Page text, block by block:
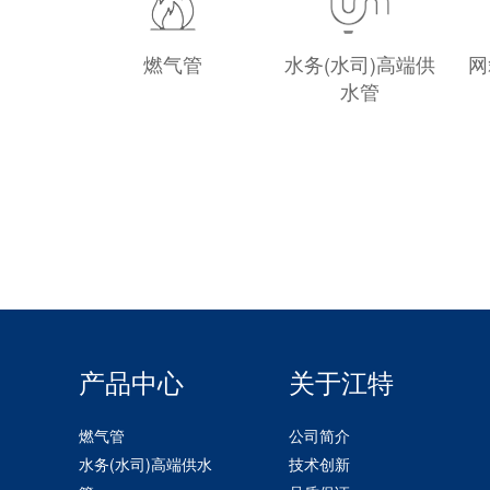
燃气管
水务(水司)高端供
水管
产品中心
燃气管
水务(水司)高端供水
关于江特
公司简介
技术创新